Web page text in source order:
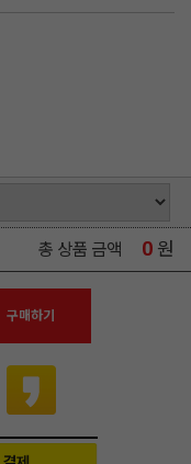
총 상품 금액 0 원
구매하기